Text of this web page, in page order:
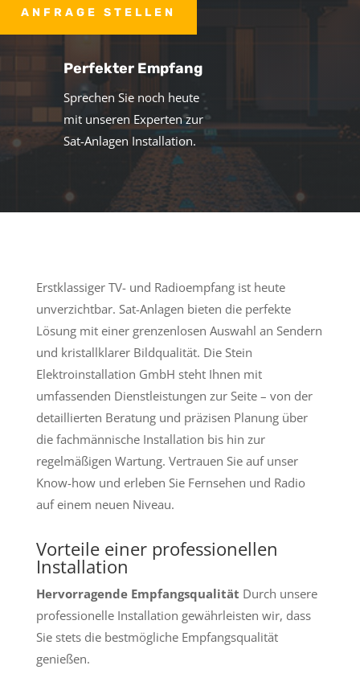
ANFRAGE STELLEN
Perfekter Empfang
Sprechen Sie noch heute
mit unseren Experten zur
Sat-Anlagen Installation.
Erstklassiger TV- und Radioempfang ist heute
unverzichtbar. Sat-Anlagen bieten die perfekte
Lösung mit einer grenzenlosen Auswahl an Sendern
und kristallklarer Bildqualität. Die Stein
Elektroinstallation GmbH steht Ihnen mit
umfassenden Dienstleistungen zur Seite – von der
detaillierten Beratung und präzisen Planung über
die fachmännische Installation bis hin zur
regelmäßigen Wartung. Vertrauen Sie auf unser
Know-how und erleben Sie Fernsehen und Radio
auf einem neuen Niveau.
Vorteile einer professionellen
Installation
Hervorragende Empfangsqualität Durch unsere
professionelle Installation gewährleisten wir, dass
Sie stets die bestmögliche Empfangsqualität
genießen.